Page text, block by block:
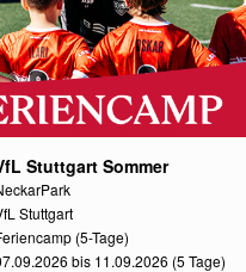
Stuttgart Sommer
Stuttgart
(5-Tage)
bis 11.09.2026 (5 Tage)